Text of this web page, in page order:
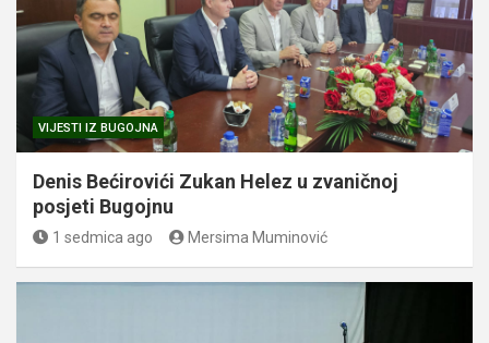
VIJESTI IZ BUGOJNA
Denis Bećirovići Zukan Helez u zvaničnoj
posjeti Bugojnu
1 sedmica ago Mersima Muminović